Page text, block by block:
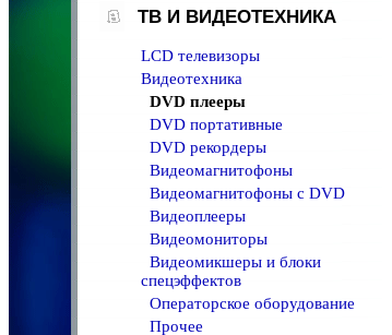
ТВ И ВИДЕОТЕХНИКА
LCD телевизоры
Видеотехника
DVD плееры
DVD портативные
DVD рекордеры
Видеомагнитофоны
Видеомагнитофоны с DVD
Видеоплееры
Видеомониторы
Видеомикшеры и блоки
спецэффектов
Операторское оборудование
Прочее